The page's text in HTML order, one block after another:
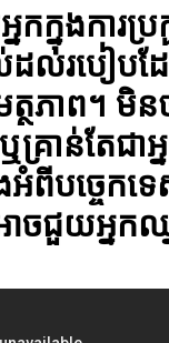
កក្នុងការ
ដល់របៀបដែ
ភាព។ មិនថ
គ្រាន់តែជា
ពីបច្ចេកទ
ាចជួយអ្នក